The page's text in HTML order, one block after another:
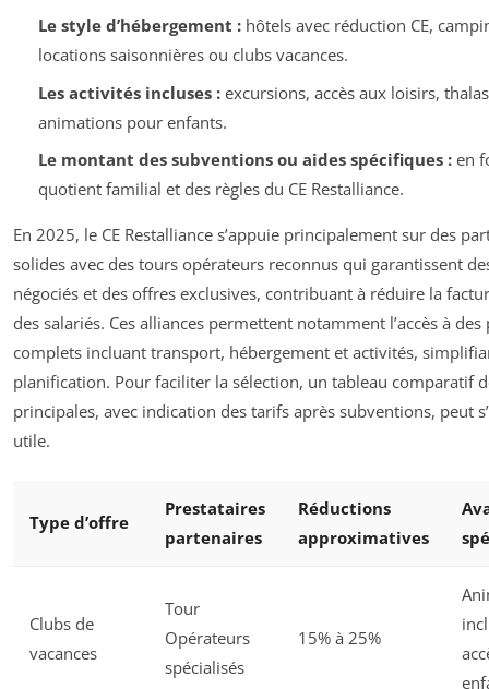
Le style d’hébergement :hôtels avec réduction CE,
locations saisonnières ou clubs vacances.
Les activités incluses :excursions, accès aux loisirs,
animations pour enfants.
Le montant des subventions ou aides spécifiques :en
quotient familial et des règles du CE Restalliance.
En 2025, le CE Restalliance s’appuie principalement sur des
solides avec des tours opérateurs reconnus qui garantissent
négociés et des offres exclusives, contribuant à réduire la
des salariés. Ces alliances permettent notamment l’accès à des
complets incluant transport, hébergement et activités,
planification. Pour faciliter la sélection, un tableau comparatif
principales, avec indication des tarifs après subventions, peut
utile.
Type d’offre
Prestataires
partenaires
Réductions
approximatives
Clubs de
vacances
Tour
Opérateurs
spécialisés
15% à 25%